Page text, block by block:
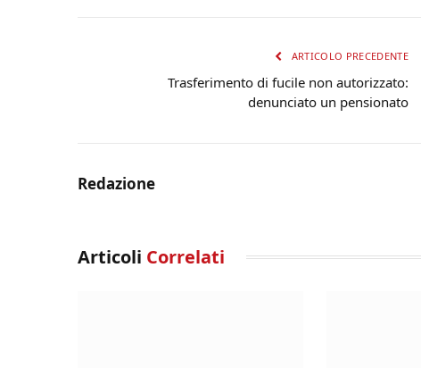
ARTICOLO PRECEDENTE
Trasferimento di fucile non autorizzato:
denunciato un pensionato
Redazione
Articoli Correlati